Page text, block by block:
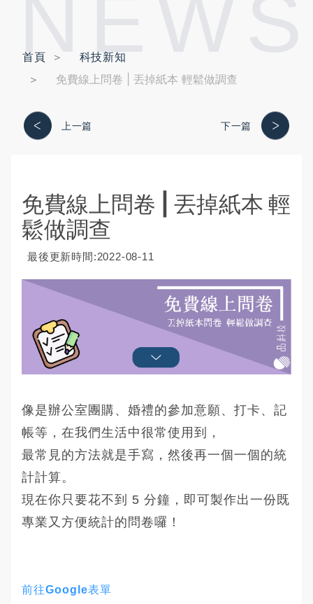
首頁
科技新知
免費線上問卷 | 丟掉紙本 輕鬆做調查
上一篇 下一篇
免費線上問卷 | 丟掉紙本 輕
鬆做調查
最後更新時間:2022-08-11
像是辦公室團購、婚禮的參加意願、打卡、記
帳等，在我們生活中很常使用到，
最常見的方法就是手寫，然後再一個一個的統
計計算。
現在你只要花不到 5 分鐘，即可製作出一份既
專業又方便統計的問卷囉！
前往Google表單